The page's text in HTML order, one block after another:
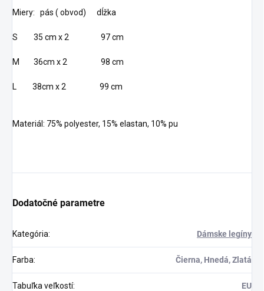
Miery: pás ( obvod) dĺžka
S 35 cm x 2 97 cm
M 36cm x 2 98 cm
L 38cm x 2 99 cm
Materiál: 75% polyester, 15% elastan, 10% pu
Dodatočné parametre
Kategória: Dámske legíny
Farba: Čierna, Hnedá, Zlatá
Tabuľka veľkostí: EU